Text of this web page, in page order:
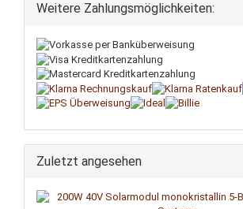
Weitere Zahlungsmöglichkeiten:
Zuletzt angesehen